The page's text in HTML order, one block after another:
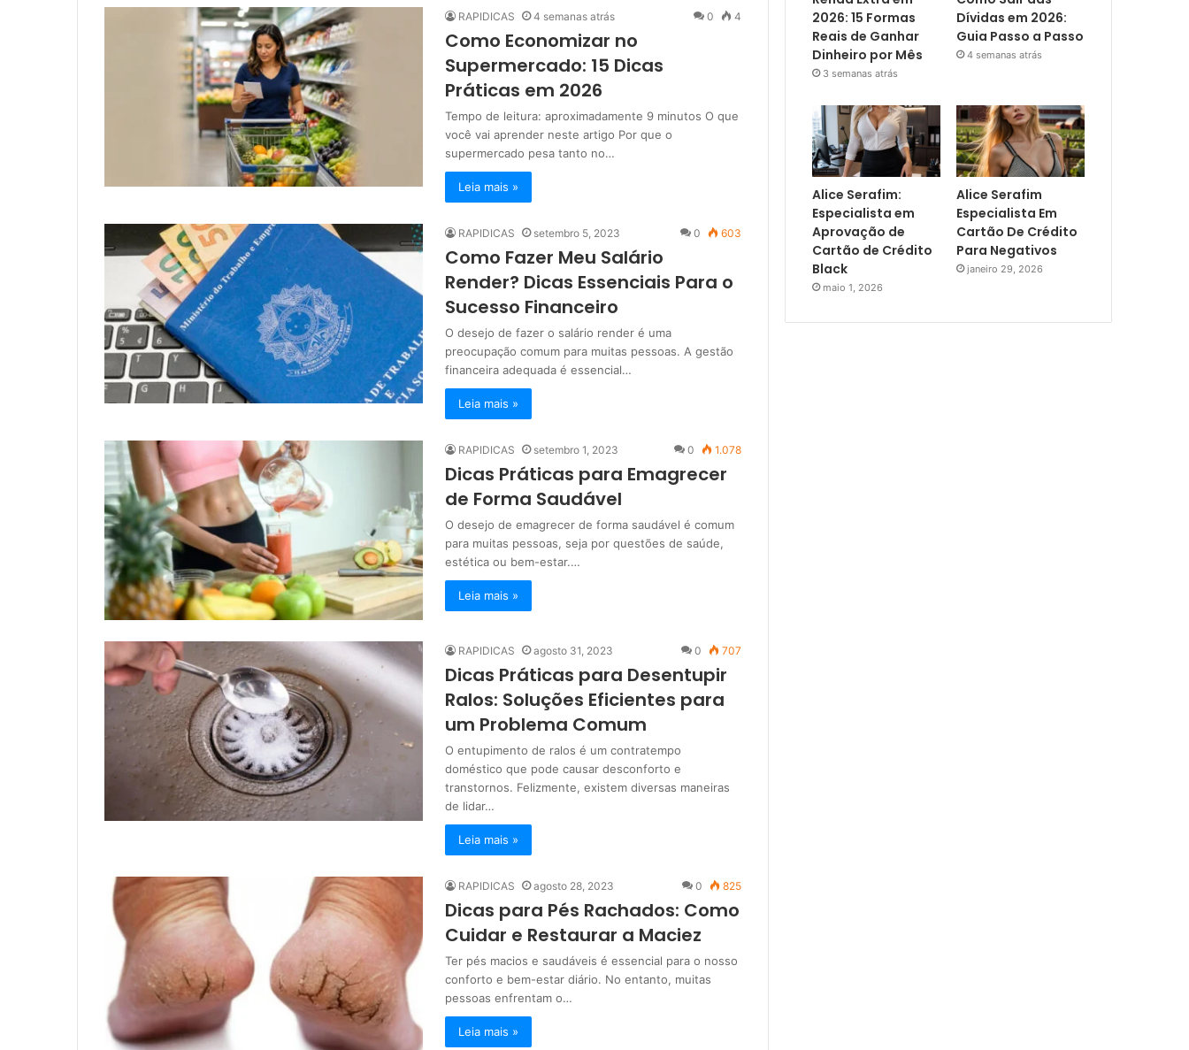
RAPIDICAS 4 semanas atrás 0 4
Como Economizar no
Supermercado: 15 Dicas
Práticas em 2026
Tempo de leitura: aproximadamente 9 minutos O que
você vai aprender neste artigo Por que o
supermercado pesa tanto no…
Leia mais »
RAPIDICAS setembro 5, 2023 0 603
Como Fazer Meu Salário
Render? Dicas Essenciais Para o
Sucesso Financeiro
O desejo de fazer o salário render é uma
preocupação comum para muitas pessoas. A gestão
financeira adequada é essencial…
Leia mais »
RAPIDICAS setembro 1, 2023 0 1.078
Dicas Práticas para Emagrecer
de Forma Saudável
O desejo de emagrecer de forma saudável é comum
para muitas pessoas, seja por questões de saúde,
estética ou bem-estar.…
Leia mais »
RAPIDICAS agosto 31, 2023 0 707
Dicas Práticas para Desentupir
Ralos: Soluções Eficientes para
um Problema Comum
O entupimento de ralos é um contratempo
doméstico que pode causar desconforto e
transtornos. Felizmente, existem diversas maneiras
de lidar…
Leia mais »
RAPIDICAS agosto 28, 2023 0 825
Dicas para Pés Rachados: Como
Cuidar e Restaurar a Maciez
Ter pés macios e saudáveis é essencial para o nosso
conforto e bem-estar diário. No entanto, muitas
pessoas enfrentam o…
Leia mais »
2026: 15 Formas
Reais de Ganhar
Dinheiro por Mês
3 semanas atrás
Dívidas em 2026:
Guia Passo a Passo
4 semanas atrás
Alice Serafim:
Especialista em
Aprovação de
Cartão de Crédito
Black
maio 1, 2026
Alice Serafim
Especialista Em
Cartão De Crédito
Para Negativos
janeiro 29, 2026